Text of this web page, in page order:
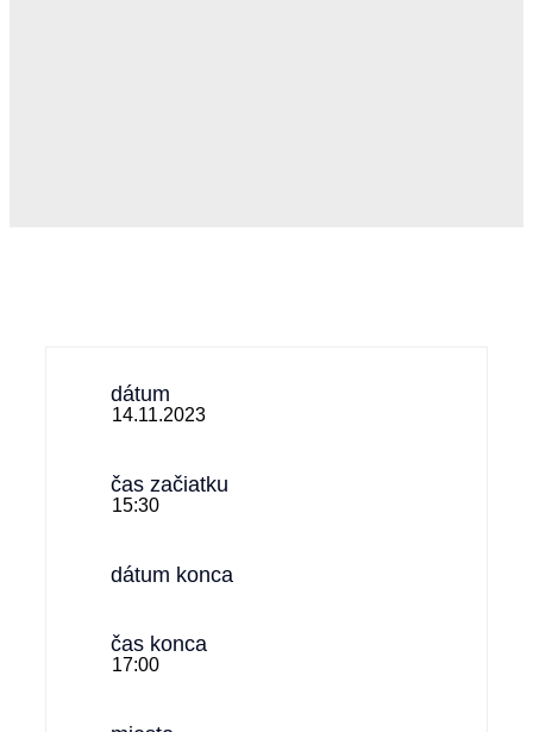
dátum
14.11.2023
čas začiatku
15:30
dátum konca
čas konca
17:00